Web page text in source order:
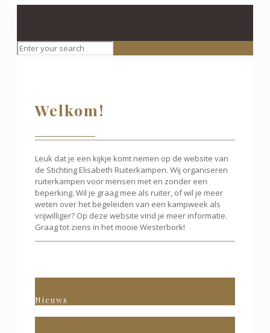
Welkom!
Leuk dat je een kijkje komt nemen op de website van
de Stichting Elisabeth Ruiterkampen. Wij organiseren
ruiterkampen voor mensen met en zonder een
beperking. Wil je graag mee als ruiter, of wil je meer
weten over het begeleiden van een kampweek als
vrijwilliger? Op deze website vind je meer informatie.
Graag tot ziens in het mooie Westerbork!
Nieuws